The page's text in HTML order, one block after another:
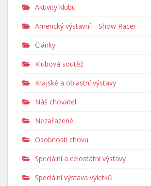
Aktivity klubu
Americký výstavní – Show Racer
Články
Klubová soutěž
Krajské a oblastní výstavy
Náš chovatel
Nezařazené
Osobnosti chovu
Speciální a celostátní výstavy
Speciální výstava výletků